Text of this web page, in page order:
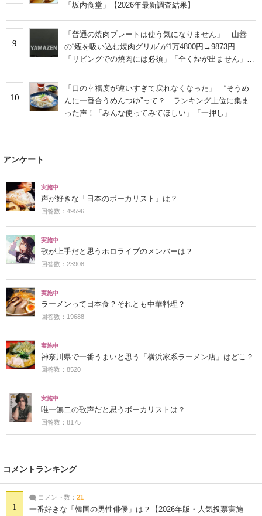
「坂内食堂」【2026年最新調査結果】
9
「普通の焼肉プレートは使う気になりません」 山善
の“煙を吸い込む焼肉グリル”が1万4800円→9873円
「リビングでの焼肉には必須」「全く煙が出ません」と
10
「口の幸福度が違いすぎて戻れなくなった」 “そうめ
んに一番合うめんつゆ”って？ ランキング上位に集ま
った声！「みんな使ってみてほしい」「一押し」
アンケート
実施中
声が好きな「日本のボーカリスト」は？
回答数：49596
実施中
歌が上手だと思うホロライブのメンバーは？
回答数：23908
実施中
ラーメンって日本食？それとも中華料理？
回答数：19688
実施中
神奈川県で一番うまいと思う「横浜家系ラーメン店」はどこ？
回答数：8520
実施中
唯一無二の歌声だと思うボーカリストは？
回答数：8175
コメントランキング
1
コメント数： 21
一番好きな「韓国の男性俳優」は？【2026年版・人気投票実施